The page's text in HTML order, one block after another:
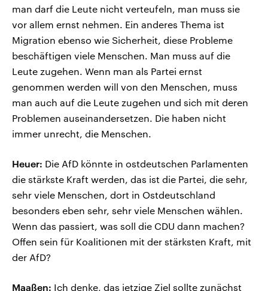
man darf die Leute nicht verteufeln, man muss sie
vor allem ernst nehmen. Ein anderes Thema ist
Migration ebenso wie Sicherheit, diese Probleme
beschäftigen viele Menschen. Man muss auf die
Leute zugehen. Wenn man als Partei ernst
genommen werden will von den Menschen, muss
man auch auf die Leute zugehen und sich mit deren
Problemen auseinandersetzen. Die haben nicht
immer unrecht, die Menschen.
Heuer: Die AfD könnte in ostdeutschen Parlamenten
die stärkste Kraft werden, das ist die Partei, die sehr,
sehr viele Menschen, dort in Ostdeutschland
besonders eben sehr, sehr viele Menschen wählen.
Wenn das passiert, was soll die CDU dann machen?
Offen sein für Koalitionen mit der stärksten Kraft, mit
der AfD?
Maaßen: Ich denke, das jetzige Ziel sollte zunächst